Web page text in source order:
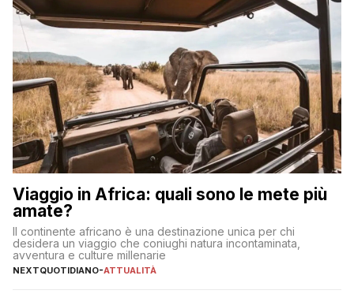
Viaggio in Africa: quali sono le mete più
amate?
Il continente africano è una destinazione unica per chi
desidera un viaggio che coniughi natura incontaminata,
avventura e culture millenarie
NEXTQUOTIDIANO-ATTUALITÀ